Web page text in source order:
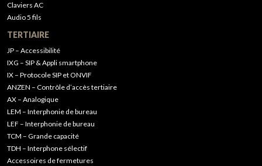
Claviers AC
Audio 5 fils
TERTIAIRE
JP – Accessibilité
IXG – SIP & Appli smartphone
IX – Protocole SIP et ONVIF
ANZEN – Contrôle d’accès tertiaire
AX – Analogique
LEM – Interphonie de bureau
LEF – Interphonie de bureau
TCM – Grande capacité
TDH – Interphone sélectif
Accessoires de fermetures